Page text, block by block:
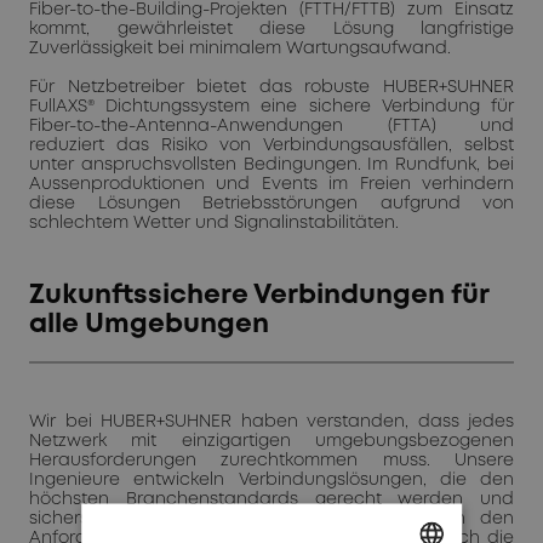
Fiber-to-the-Building-Projekten (FTTH/FTTB) zum Einsatz
kommt, gewährleistet diese Lösung langfristige
Zuverlässigkeit bei minimalem Wartungsaufwand.
Für Netzbetreiber bietet das robuste HUBER+SUHNER
FullAXS® Dichtungssystem eine sichere Verbindung für
Fiber-to-the-Antenna-Anwendungen (FTTA) und
reduziert das Risiko von Verbindungsausfällen, selbst
unter anspruchsvollsten Bedingungen. Im Rundfunk, bei
Aussenproduktionen und Events im Freien verhindern
diese Lösungen Betriebsstörungen aufgrund von
schlechtem Wetter und Signalinstabilitäten.
Zukunftssichere Verbindungen für
alle Umgebungen
Wir bei HUBER+SUHNER haben verstanden, dass jedes
Netzwerk mit einzigartigen umgebungsbezogenen
Herausforderungen zurechtkommen muss. Unsere
Ingenieure entwickeln Verbindungslösungen, die den
höchsten Branchenstandards gerecht werden und
sicherstellen, dass die Netze von heute auch den
Anforderungen von morgen gewachsen sind. Durch die